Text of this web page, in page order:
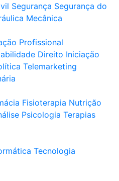
Segurança Segurança do
Mecânica
Profissional
Direito Iniciação
Telemarketing
Fisioterapia Nutrição
Psicologia Terapias
Tecnologia